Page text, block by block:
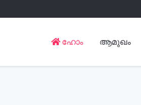
ഹോം ആമുഖം